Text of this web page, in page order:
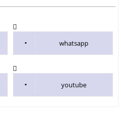
whatsapp
youtube